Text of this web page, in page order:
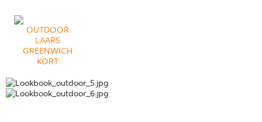
OUTDOOR
LAARS
GREENWICH
KORT